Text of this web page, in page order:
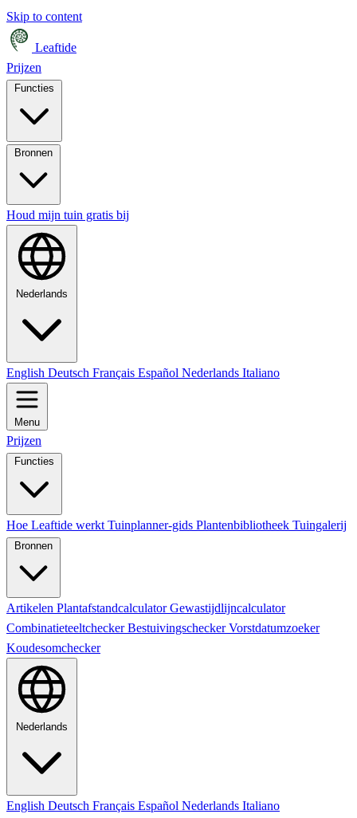
Skip to content
Leaftide
Prijzen
Houd mijn tuin gratis bij
Nederlands
English Deutsch Français Español Nederlands Italiano
Menu
Prijzen
Functies
Hoe Leaftide werkt Tuinplanner-gids Plantenbibliotheek Tuingalerij
Bronnen
Artikelen PlantafstandcalculatorGewastijdlijncalculator
CombinatieteeltcheckerBestuivingscheckerVorstdatumzoeker
Koudesomchecker
Nederlands
English Deutsch Français Español Nederlands Italiano